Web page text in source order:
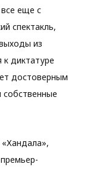
еще с
спектакль,
из
диктатуре
достоверным
«Хандала»,